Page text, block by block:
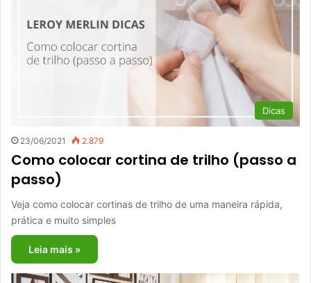
Dicas
23/06/2021 2.879
Como colocar cortina de trilho (passo a
passo)
Veja como colocar cortinas de trilho de uma maneira rápida,
prática e muito simples
Leia mais »